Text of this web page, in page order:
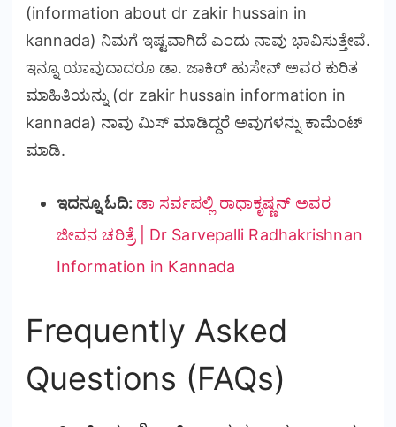
(information about dr zakir hussain in
kannada) ನಿಮಗೆ ಇಷ್ಟವಾಗಿದೆ ಎಂದು ನಾವು ಭಾವಿಸುತ್ತೇವೆ.
ಇನ್ನೂ ಯಾವುದಾದರೂ ಡಾ. ಜಾಕಿರ್ ಹುಸೇನ್ ಅವರ ಕುರಿತ
ಮಾಹಿತಿಯನ್ನು (dr zakir hussain information in
kannada) ನಾವು ಮಿಸ್ ಮಾಡಿದ್ದರೆ ಅವುಗಳನ್ನು ಕಾಮೆಂಟ್
ಮಾಡಿ.
ಇದನ್ನೂ ಓದಿ: ಡಾ ಸರ್ವಪಲ್ಲಿ ರಾಧಾಕೃಷ್ಣನ್ ಅವರ
ಜೀವನ ಚರಿತ್ರೆ | Dr Sarvepalli Radhakrishnan
Information in Kannada
Frequently Asked
Questions (FAQs)